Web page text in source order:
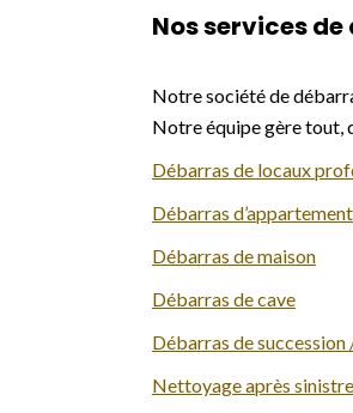
Nos services
Notre société de
Notre équipe gère tout,
Débarras de locaux
Débarras d’appartement
Débarras de maison
Débarras de cave
Débarras de succession
Nettoyage après